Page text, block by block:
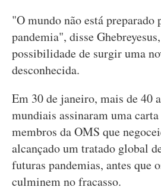
"O mundo não está preparado
pandemia", disse
possibilidade de surgir uma
desconhecida.
Em 30 de janeiro, mais de 40
mundiais assinaram uma
membros da OMS que
alcançado um tratado global
futuras pandemias, antes que
culminem no fracasso.